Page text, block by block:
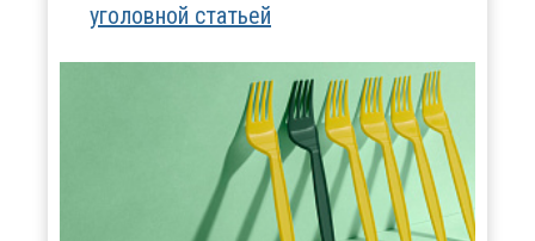
уголовной статьей